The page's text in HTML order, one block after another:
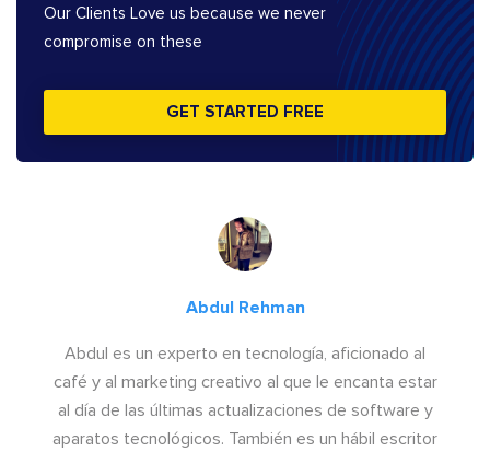
Our Clients Love us because we never
compromise on these
GET STARTED FREE
Abdul Rehman
Abdul es un experto en tecnología, aficionado al
café y al marketing creativo al que le encanta estar
al día de las últimas actualizaciones de software y
aparatos tecnológicos. También es un hábil escritor